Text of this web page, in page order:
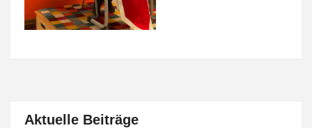
Aktuelle Beiträge